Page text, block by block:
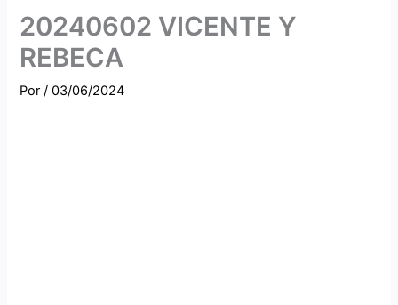
20240602 VICENTE Y
REBECA
Por/03/06/2024